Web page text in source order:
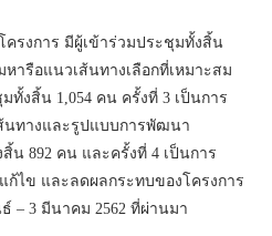
ครงการ มีผู้เข้าร่วมประชุมทั้งสิ้น
ารือแนวเส้นทางเลือกที่เหมาะสม
ทั้งสิ้น 1,054 คน ครั้งที่ 3 เป็นการ
นทางและรูปแบบการพัฒนา
น 892 คน และครั้งที่ 4 เป็นการ
ไข และลดผลกระทบของโครงการ
– 3 มีนาคม 2562 ที่ผ่านมา